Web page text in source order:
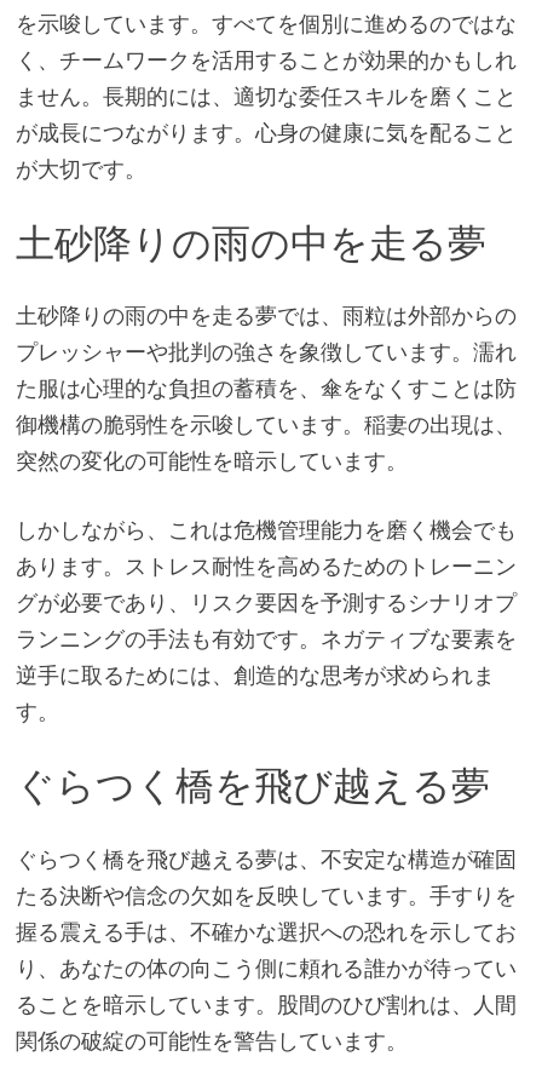
を示唆しています。すべてを個別に進めるのではな
く、チームワークを活用することが効果的かもしれ
ません。長期的には、適切な委任スキルを磨くこと
が成長につながります。心身の健康に気を配ること
が大切です。
土砂降りの雨の中を走る夢
土砂降りの雨の中を走る夢では、雨粒は外部からの
プレッシャーや批判の強さを象徴しています。濡れ
た服は心理的な負担の蓄積を、傘をなくすことは防
御機構の脆弱性を示唆しています。稲妻の出現は、
突然の変化の可能性を暗示しています。
しかしながら、これは危機管理能力を磨く機会でも
あります。ストレス耐性を高めるためのトレーニン
グが必要であり、リスク要因を予測するシナリオプ
ランニングの手法も有効です。ネガティブな要素を
逆手に取るためには、創造的な思考が求められま
す。
ぐらつく橋を飛び越える夢
ぐらつく橋を飛び越える夢は、不安定な構造が確固
たる決断や信念の欠如を反映しています。手すりを
握る震える手は、不確かな選択への恐れを示してお
り、あなたの体の向こう側に頼れる誰かが待ってい
ることを暗示しています。股間のひび割れは、人間
関係の破綻の可能性を警告しています。